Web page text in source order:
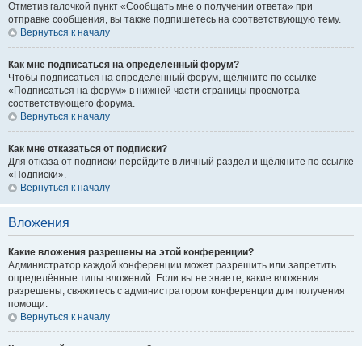
Отметив галочкой пункт «Сообщать мне о получении ответа» при
отправке сообщения, вы также подпишетесь на соответствующую тему.
Вернуться к началу
Как мне подписаться на определённый форум?
Чтобы подписаться на определённый форум, щёлкните по ссылке
«Подписаться на форум» в нижней части страницы просмотра
соответствующего форума.
Вернуться к началу
Как мне отказаться от подписки?
Для отказа от подписки перейдите в личный раздел и щёлкните по ссылке
«Подписки».
Вернуться к началу
Вложения
Какие вложения разрешены на этой конференции?
Администратор каждой конференции может разрешить или запретить
определённые типы вложений. Если вы не знаете, какие вложения
разрешены, свяжитесь с администратором конференции для получения
помощи.
Вернуться к началу